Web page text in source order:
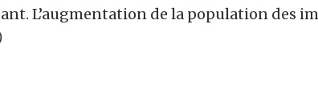
L’augmentation de la population des